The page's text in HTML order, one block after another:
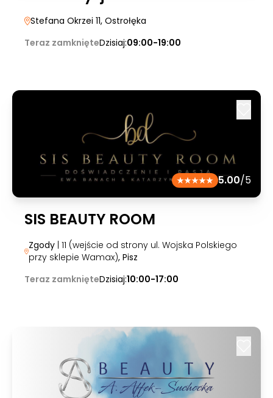
Stefana Okrzei 11, Ostrołęka
Teraz zamknięteDzisiaj:09:00-19:00
5.00/5
SIS BEAUTY ROOM
Zgody| 11 (wejście od strony ul. Wojska Polskiego
przy sklepie Wamax), Pisz
Teraz zamknięteDzisiaj:10:00-17:00